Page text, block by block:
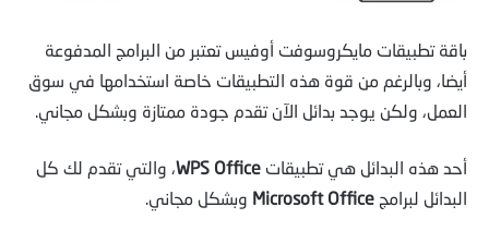
باقة تطبيقات مايكروسوفت أوفيس تعتبر من البرامج المدفوعة
أيضا، وبالرغم من قوة هذه التطبيقات خاصة استخدامها في سوق
العمل، ولكن يوجد بدائل الآن تقدم جودة ممتازة وبشكل مجاني.
أحد هذه البدائل هي تطبيقات WPS Office، والتي تقدم لك كل
البدائل لبرامج Microsoft Office وبشكل مجاني.